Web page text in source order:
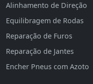
Alinhamento de Direção
Equilibragem de Rodas
Reparação de Furos
Reparação de Jantes
Encher Pneus com Azoto